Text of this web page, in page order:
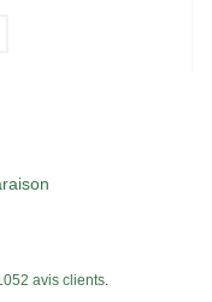
avis clients